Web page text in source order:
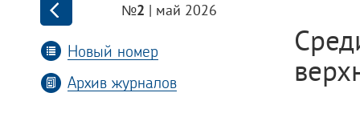
№2 | май 2026
Новый номер
Архив журналов